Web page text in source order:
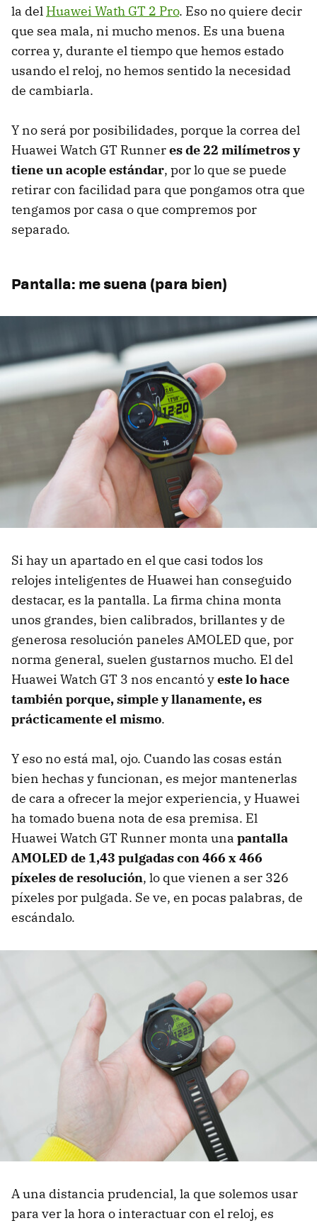
la del Huawei Wath GT 2 Pro. Eso no quiere decir
que sea mala, ni mucho menos. Es una buena
correa y, durante el tiempo que hemos estado
usando el reloj, no hemos sentido la necesidad
de cambiarla.
Y no será por posibilidades, porque la correa del
Huawei Watch GT Runneres de 22 milímetros y
tiene un acople estándar, por lo que se puede
retirar con facilidad para que pongamos otra que
tengamos por casa o que compremos por
separado.
Pantalla: me suena (para bien)
Si hay un apartado en el que casi todos los
relojes inteligentes de Huawei han conseguido
destacar, es la pantalla. La firma china monta
unos grandes, bien calibrados, brillantes y de
generosa resolución paneles AMOLED que, por
norma general, suelen gustarnos mucho. El del
Huawei Watch GT 3 nos encantó yeste lo hace
también porque, simple y llanamente, es
prácticamente el mismo.
Y eso no está mal, ojo. Cuando las cosas están
bien hechas y funcionan, es mejor mantenerlas
de cara a ofrecer la mejor experiencia, y Huawei
ha tomado buena nota de esa premisa. El
Huawei Watch GT Runner monta una pantalla
AMOLED de 1,43 pulgadas con 466 x 466
píxeles de resolución, lo que vienen a ser 326
píxeles por pulgada. Se ve, en pocas palabras, de
escándalo.
A una distancia prudencial, la que solemos usar
para ver la hora o interactuar con el reloj, es